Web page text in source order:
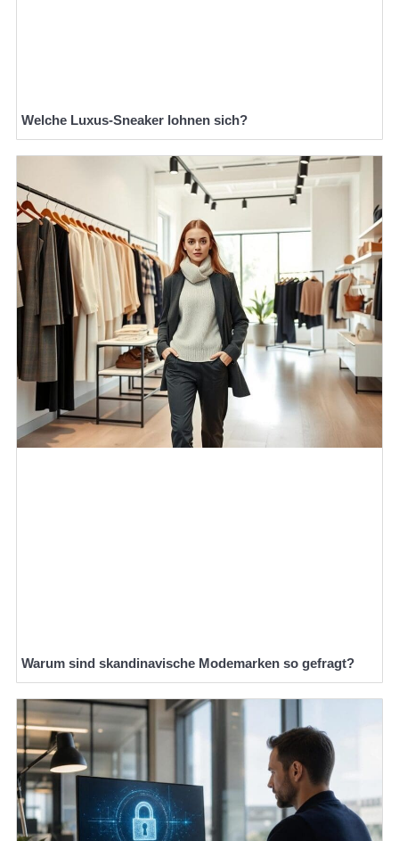
Welche Luxus-Sneaker lohnen sich?
Warum sind skandinavische Modemarken so gefragt?